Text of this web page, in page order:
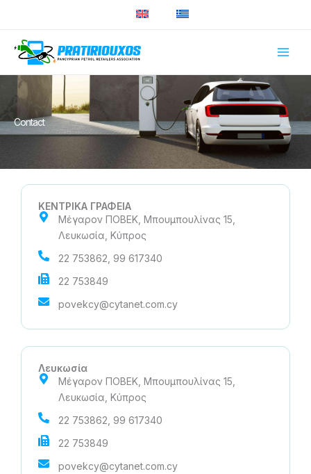
content
Contact
ΚΕΝΤΡΙΚΑ ΓΡΑΦΕΙΑ
Μέγαρον ΠΟΒΕΚ, Μπουμπουλίνας 15,
Λευκωσία, Κύπρος
22 753862, 99 617340
22 753849
povekcy@cytanet.com.cy
Λευκωσία
Μέγαρον ΠΟΒΕΚ, Μπουμπουλίνας 15,
Λευκωσία, Κύπρος
22 753862, 99 617340
22 753849
povekcy@cytanet.com.cy